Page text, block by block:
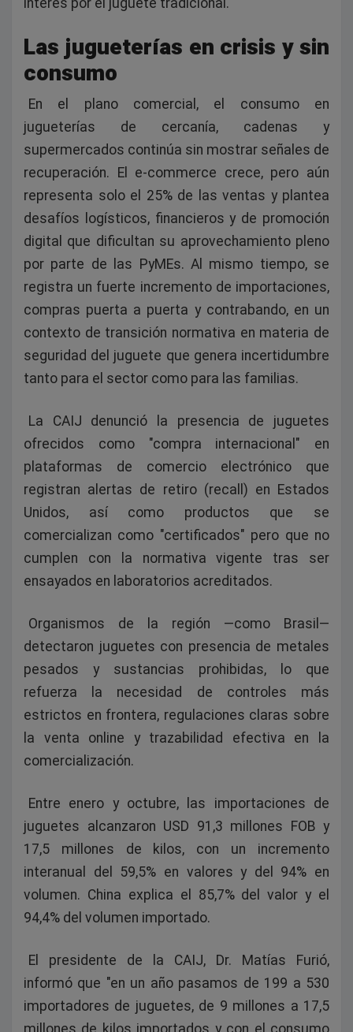
interés por el juguete tradicional.
Las jugueterías en crisis y sin
consumo
En el plano comercial, el consumo en
jugueterías de cercanía, cadenas y
supermercados continúa sin mostrar señales de
recuperación. El e-commerce crece, pero aún
representa solo el 25% de las ventas y plantea
desafíos logísticos, financieros y de promoción
digital que dificultan su aprovechamiento pleno
por parte de las PyMEs. Al mismo tiempo, se
registra un fuerte incremento de importaciones,
compras puerta a puerta y contrabando, en un
contexto de transición normativa en materia de
seguridad del juguete que genera incertidumbre
tanto para el sector como para las familias.
La CAIJ denunció la presencia de juguetes
ofrecidos como "compra internacional" en
plataformas de comercio electrónico que
registran alertas de retiro (recall) en Estados
Unidos, así como productos que se
comercializan como "certificados" pero que no
cumplen con la normativa vigente tras ser
ensayados en laboratorios acreditados.
Organismos de la región —como Brasil—
detectaron juguetes con presencia de metales
pesados y sustancias prohibidas, lo que
refuerza la necesidad de controles más
estrictos en frontera, regulaciones claras sobre
la venta online y trazabilidad efectiva en la
comercialización.
Entre enero y octubre, las importaciones de
juguetes alcanzaron USD 91,3 millones FOB y
17,5 millones de kilos, con un incremento
interanual del 59,5% en valores y del 94% en
volumen. China explica el 85,7% del valor y el
94,4% del volumen importado.
El presidente de la CAIJ, Dr. Matías Furió,
informó que "en un año pasamos de 199 a 530
importadores de juguetes, de 9 millones a 17,5
millones de kilos importados y con el consumo